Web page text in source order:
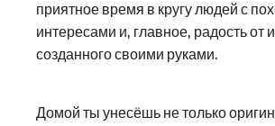
приятное время в кругу людей с
интересами и, главное, радость от
созданного своими руками.
Домой ты унесёшь не только